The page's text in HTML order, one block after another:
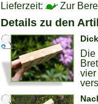
Lieferzeit:
Zur
Details zu den
Die
vier